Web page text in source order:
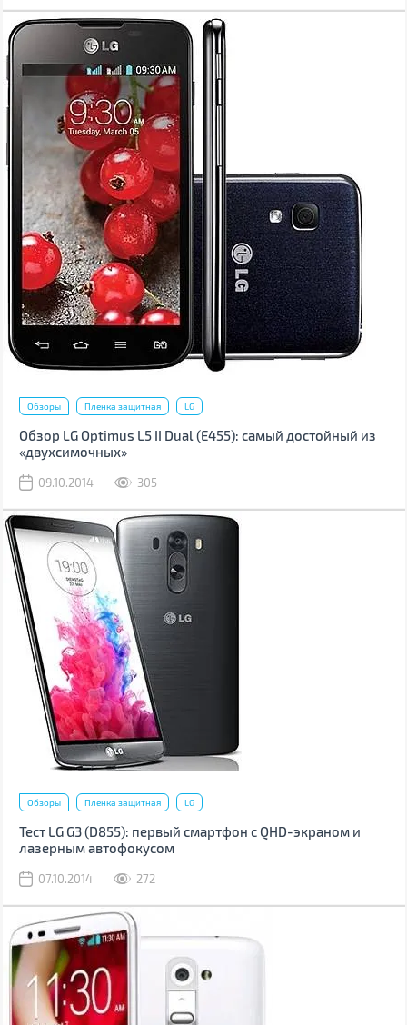
Обзоры Пленка защитная LG
Обзор LG Optimus L5 II Dual (Е455): самый достойный из
«двухсимочных»
09.10.2014 305
Обзоры Пленка защитная LG
Тест LG G3 (D855): первый смартфон с QHD-экраном и
лазерным автофокусом
07.10.2014 272